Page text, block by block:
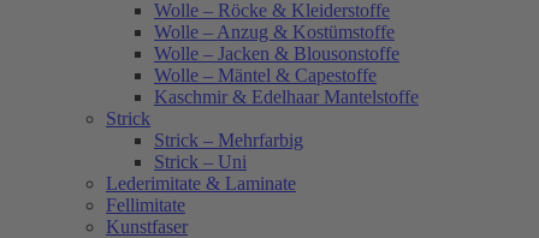
Wolle – Röcke & Kleiderstoffe
Wolle – Anzug & Kostümstoffe
Wolle – Jacken & Blousonstoffe
Wolle – Mäntel & Capestoffe
Kaschmir & Edelhaar Mantelstoffe
Strick
Strick – Mehrfarbig
Strick – Uni
Lederimitate & Laminate
Fellimitate
Kunstfaser